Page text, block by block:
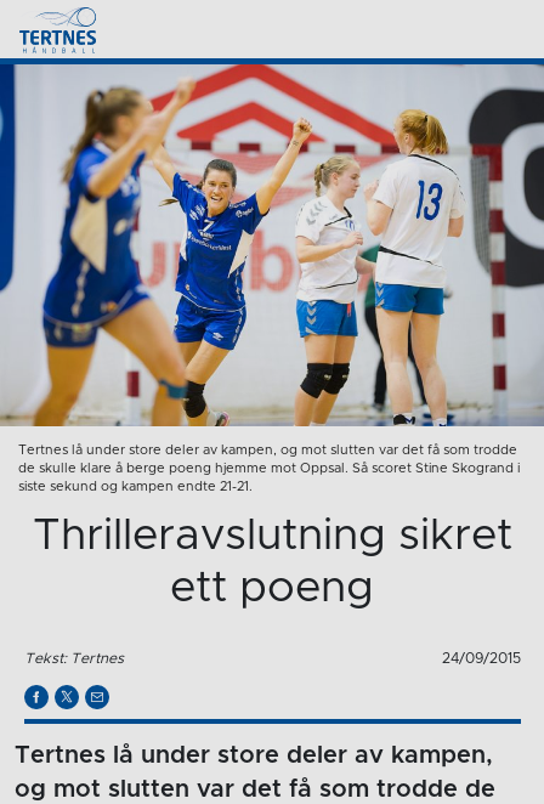
Tertnes lå under store deler av kampen, og mot slutten var det få som trodde
de skulle klare å berge poeng hjemme mot Oppsal. Så scoret Stine Skogrand i
siste sekund og kampen endte 21-21.
Thrilleravslutning sikret
ett poeng
Tekst: Tertnes 24/09/2015
Tertnes lå under store deler av kampen,
og mot slutten var det få som trodde de